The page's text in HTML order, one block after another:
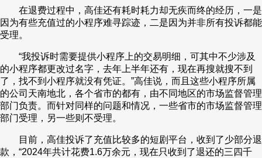
在退费过程中，高佳还有耗时耗力却无疾而终的经历，一是
因为有些充值过的小程序难寻踪迹，二是因为并非所有投诉都能
受理。
“我投诉时需要提供小程序上的交易明细，可其中不少涉及
的小程序都更改过名字，去年上半年还有，现在再搜就搜不到
了，找不到小程序就没有凭证。”高佳说，而且这些小程序所属
的公司天南地北，各个省市的都有，由不同地区的市场监督管理
部门负责。而针对同样的问题和情况，一些省市的市场监督管理
部门受理，另一些则不受理。
目前，高佳投诉了充值比较多的短剧平台，收到了少部分退
款，“2024年共计花费1.6万余元，现在只收到了退还的三四千